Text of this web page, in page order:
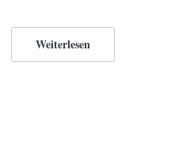
Weiterlesen